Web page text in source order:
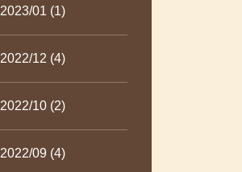
2023/01 (1)
2022/12 (4)
2022/10 (2)
2022/09 (4)